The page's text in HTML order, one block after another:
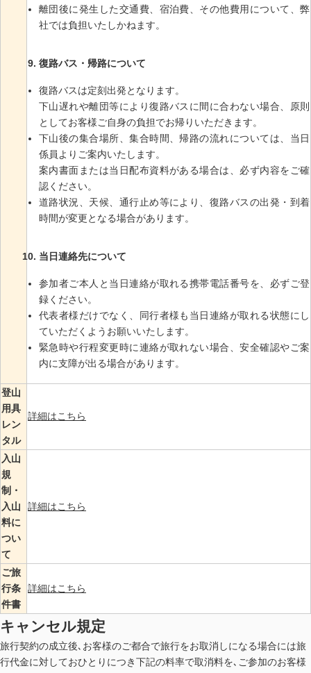
離団後に発生した交通費、宿泊費、その他費用について、弊
社では負担いたしかねます。
復路バス・帰路について
復路バスは定刻出発となります。
下山遅れや離団等により復路バスに間に合わない場合、原則
としてお客様ご自身の負担でお帰りいただきます。
下山後の集合場所、集合時間、帰路の流れについては、当日
係員よりご案内いたします。
案内書面または当日配布資料がある場合は、必ず内容をご確
認ください。
道路状況、天候、通行止め等により、復路バスの出発・到着
時間が変更となる場合があります。
当日連絡先について
参加者ご本人と当日連絡が取れる携帯電話番号を、必ずご登
録ください。
代表者様だけでなく、同行者様も当日連絡が取れる状態にし
ていただくようお願いいたします。
緊急時や行程変更時に連絡が取れない場合、安全確認やご案
内に支障が出る場合があります。
登山
用具
レン
タル
詳細はこちら
入山
規
制・
入山
料に
つい
て
詳細はこちら
ご旅
行条
件書
詳細はこちら
キャンセル規定
旅行契約の成立後､お客様のご都合で旅行をお取消しになる場合には旅
行代金に対しておひとりにつき下記の料率で取消料を､ご参加のお客様